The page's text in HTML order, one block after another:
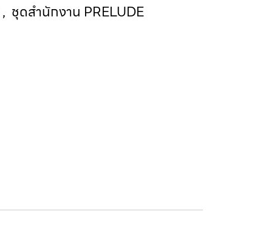
, ชุดสำนักงาน PRELUDE